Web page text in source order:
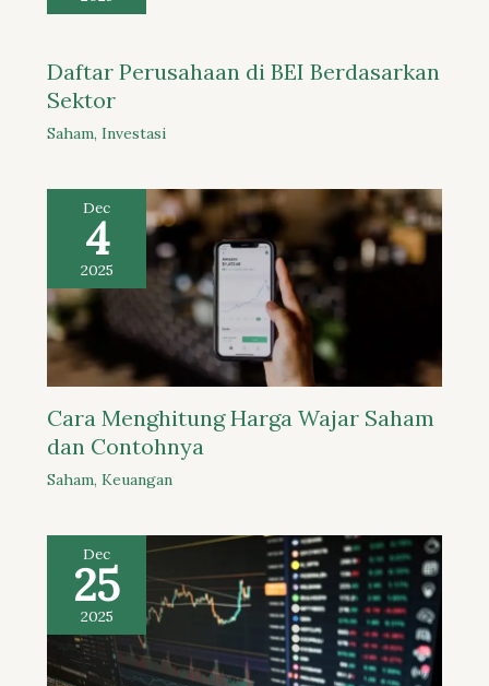
Daftar Perusahaan di BEI Berdasarkan
Sektor
Saham, Investasi
Dec
4
2025
Cara Menghitung Harga Wajar Saham
dan Contohnya
Saham, Keuangan
Dec
25
2025